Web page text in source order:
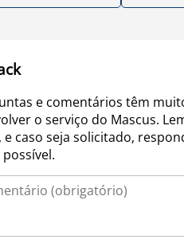
e comentários têm
o serviço do Mascus.
caso seja solicitado,